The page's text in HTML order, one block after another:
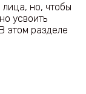
но, чтобы
усвоить
этом разделе